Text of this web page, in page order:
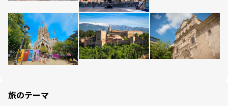
旅のテーマ